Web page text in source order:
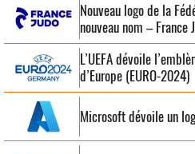
Nouveau logo de la
nouveau nom – France
L’UEFA dévoile
d’Europe (EURO-2024)
Microsoft dévoile un